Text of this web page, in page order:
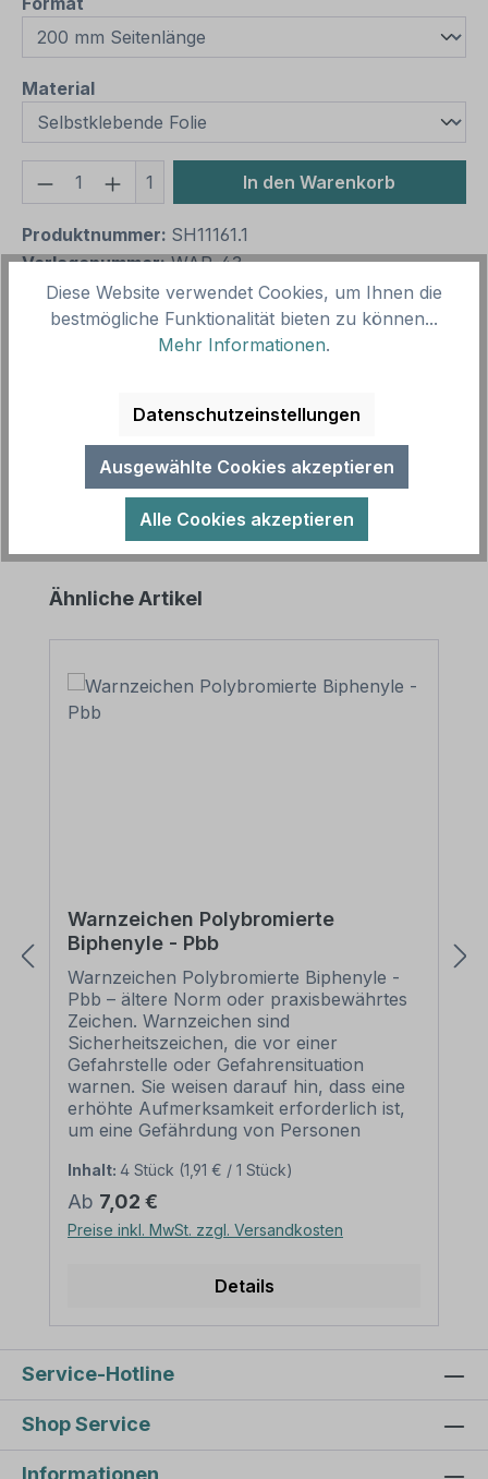
Materialauswählen
Produkt Anzahl: Gib den
1 In den Warenkorb
Produktnummer: SH11161.1
Vorlagenummer: WAR-43
Zeichen. Warnzeichen sind Si…Mehr
Produktgalerie überspringen
Ähnliche Artikel
Warnzeichen Polybromierte
Biphenyle - Pbb
Warnzeichen Polybromierte Biphenyle -
Pbb – ältere Norm oder praxisbewährtes
Zeichen. Warnzeichen sind
Sicherheitszeichen, die vor einer
Gefahrstelle oder Gefahrensituation
warnen. Sie weisen darauf hin, dass eine
erhöhte Aufmerksamkeit erforderlich ist,
um eine Gefährdung von Personen
des Warnzeichens Polybromierte
Biphenyle - Pbb – WAR-07:
Ausführung: Grundfarbe gelb, Rand und
Symbol schwarz Norm: älter oder
Folie PVC - Hartschaum 3 mm
allen Materialien verfügbar) 100 mm
Seitenlänge – Erkennungsweite bis 3 m
200 mm Seitenlänge –
Seitenlänge – Erkennungsweite bis 9 m
400 mm Seitenlänge –
Erkennungsweite bis 12 m 500 mm –
Inhalt: 4 Stück (1,91 € / 1 Stück)
Regulärer Preis:
Ab 7,02 €
Preise inkl. MwSt. zzgl. Versandkosten
Details
Service-Hotline
Shop Service
Informationen
Diese Website verwendet Cookies, um Ihnen die
bestmögliche Funktionalität bieten zu können...
Mehr Informationen.
Datenschutzeinstellungen
Ausgewählte Cookies akzeptieren
Alle Cookies akzeptieren